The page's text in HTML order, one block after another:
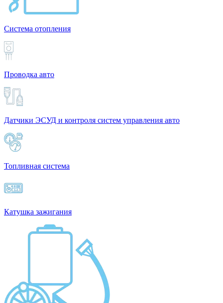
Система отопления
Проводка авто
Датчики ЭСУД и контроля систем управления авто
Топливная система
Катушка зажигания